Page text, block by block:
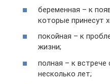
беременная – к
которые принесут
покойная – к
жизни;
полная – к встрече
несколько лет;